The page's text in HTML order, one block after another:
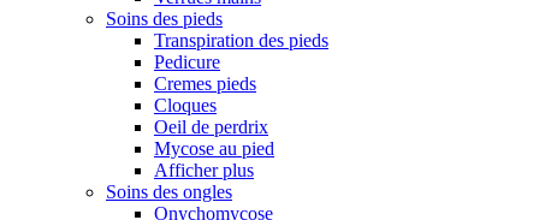
Soins des pieds
Transpiration des pieds
Pedicure
Cremes pieds
Cloques
Oeil de perdrix
Mycose au pied
Afficher plus
Soins des ongles
Onychomycose